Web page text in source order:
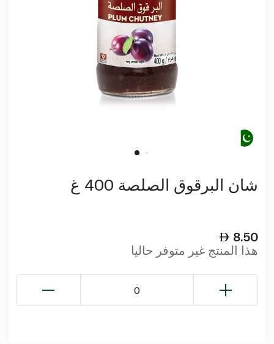
شان البرقوق الصلصة 400 غ
8.50
هذا المنتج غير متوفر حاليا
0